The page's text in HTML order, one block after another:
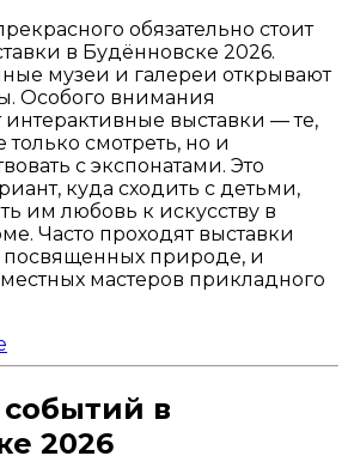
обязательно стоит
в Будённовске 2026.
музеи и галереи открывают
Особого внимания
интерактивные выставки — те,
смотреть, но и
с экспонатами. Это
куда сходить с детьми,
им любовь к искусству в
Часто проходят выставки
природе, и
мастеров прикладного
в
2026